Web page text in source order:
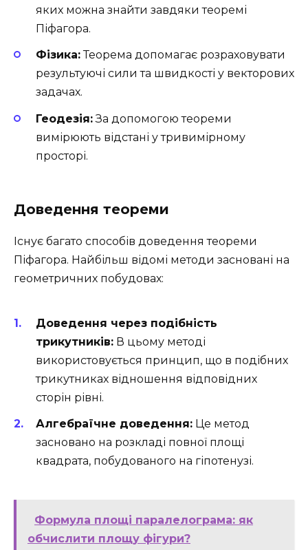
яких можна знайти завдяки теоремі
Піфагора.
Фізика:Теорема допомагає розраховувати
результуючі сили та швидкості у векторових
задачах.
Геодезія:За допомогою теореми
вимірюють відстані у тривимірному
просторі.
Доведення теореми
Існує багато способів доведення теореми
Піфагора. Найбільш відомі методи засновані на
геометричних побудовах:
Доведення через подібність
трикутників: В цьому методі
використовується принцип, що в подібних
трикутниках відношення відповідних
сторін рівні.
Алгебраїчне доведення: Це метод
засновано на розкладі повної площі
квадрата, побудованого на гіпотенузі.
Формула площі паралелограма: як
обчислити площу фігури?